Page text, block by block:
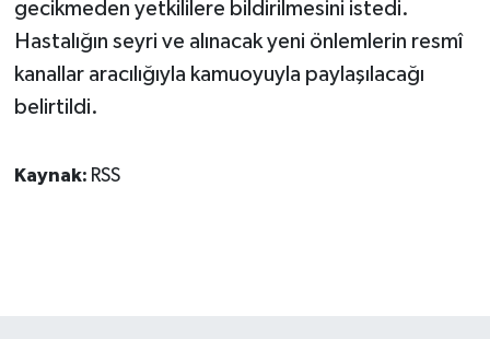
gecikmeden yetkililere bildirilmesini istedi.
Hastalığın seyri ve alınacak yeni önlemlerin resmî
kanallar aracılığıyla kamuoyuyla paylaşılacağı
belirtildi.
Kaynak: RSS